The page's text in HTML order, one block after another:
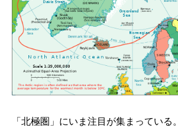
「北極圏」にいま注目が集まっている。